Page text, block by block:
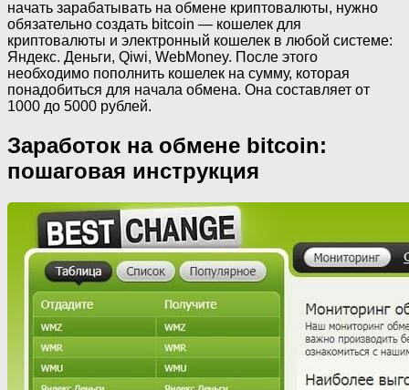
начать зарабатывать на обмене криптовалюты, нужно
обязательно создать bitcoin — кошелек для
криптовалюты и электронный кошелек в любой системе:
Яндекс. Деньги, Qiwi, WebMoney. После этого
необходимо пополнить кошелек на сумму, которая
понадобиться для начала обмена. Она составляет от
1000 до 5000 рублей.
Заработок на обмене bitcoin:
пошаговая инструкция